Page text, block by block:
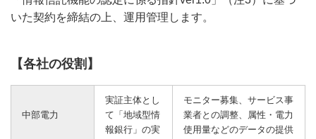
いた契約を締結の上、運用管理します。
【各社の役割】
中部電力
実証主体とし
て「地域型情
報銀行」の実
モニター募集、サービス事
業者との調整、属性・電力
使用量などのデータの提供